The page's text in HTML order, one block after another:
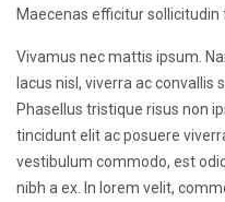
Maecenas efficitur sollicitudin
Vivamus nec mattis ipsum.
lacus nisl, viverra ac
Phasellus tristique risus non
tincidunt elit ac posuere
vestibulum commodo, est
nibh a ex. In lorem velit,